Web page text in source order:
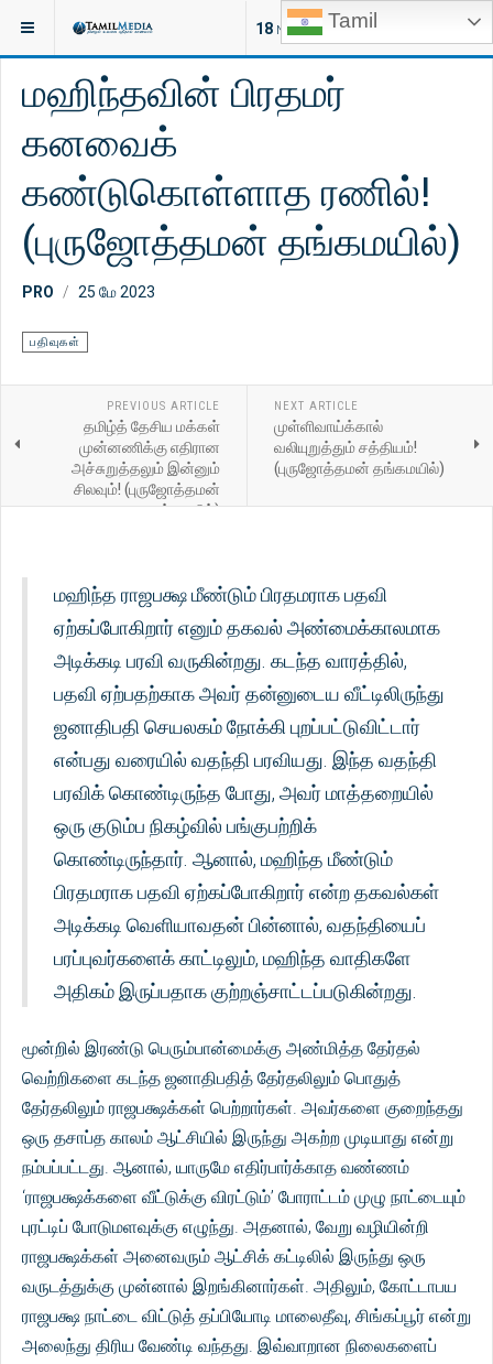
Tamil
18 NEW ARTICLES
இருக்குமிடம்: சிறப்பு
மஹிந்தவின் பிரதமர்
கனவைக்
கண்டுகொள்ளாத ரணில்!
(புருஜோத்தமன் தங்கமயில்)
PRO 25 மே 2023
பதிவுகள்
PREVIOUS ARTICLE
தமிழ்த் தேசிய மக்கள்
முன்னணிக்கு எதிரான
அச்சுறுத்தலும் இன்னும்
சிலவும்! (புருஜோத்தமன்
தங்கமயில்)
NEXT ARTICLE
முள்ளிவாய்க்கால்
வலியுறுத்தும் சத்தியம்!
(புருஜோத்தமன் தங்கமயில்)
மஹிந்த ராஜபக்ஷ மீண்டும் பிரதமராக பதவி
ஏற்கப்போகிறார் எனும் தகவல் அண்மைக்காலமாக
அடிக்கடி பரவி வருகின்றது. கடந்த வாரத்தில்,
பதவி ஏற்பதற்காக அவர் தன்னுடைய வீட்டிலிருந்து
ஜனாதிபதி செயலகம் நோக்கி புறப்பட்டுவிட்டார்
என்பது வரையில் வதந்தி பரவியது. இந்த வதந்தி
பரவிக் கொண்டிருந்த போது, அவர் மாத்தறையில்
ஒரு குடும்ப நிகழ்வில் பங்குபற்றிக்
கொண்டிருந்தார். ஆனால், மஹிந்த மீண்டும்
பிரதமராக பதவி ஏற்கப்போகிறார் என்ற தகவல்கள்
அடிக்கடி வெளியாவதன் பின்னால், வதந்தியைப்
பரப்புவர்களைக் காட்டிலும், மஹிந்த வாதிகளே
அதிகம் இருப்பதாக குற்றஞ்சாட்டப்படுகின்றது.
மூன்றில் இரண்டு பெரும்பான்மைக்கு அண்மித்த தேர்தல்
வெற்றிகளை கடந்த ஜனாதிபதித் தேர்தலிலும் பொதுத்
தேர்தலிலும் ராஜபக்ஷக்கள் பெற்றார்கள். அவர்களை குறைந்தது
ஒரு தசாப்த காலம் ஆட்சியில் இருந்து அகற்ற முடியாது என்று
நம்பப்பட்டது. ஆனால், யாருமே எதிர்பார்க்காத வண்ணம்
‘ராஜபக்ஷக்களை வீட்டுக்கு விரட்டும்’ போராட்டம் முழு நாட்டையும்
புரட்டிப் போடுமளவுக்கு எழுந்து. அதனால், வேறு வழியின்றி
ராஜபக்ஷக்கள் அனைவரும் ஆட்சிக் கட்டிலில் இருந்து ஒரு
வருடத்துக்கு முன்னால் இறங்கினார்கள். அதிலும், கோட்டாபய
ராஜபக்ஷ நாட்டை விட்டுத் தப்பியோடி மாலைதீவு, சிங்கப்பூர் என்று
அலைந்து திரிய வேண்டி வந்தது. இவ்வாறான நிலைகளைப்